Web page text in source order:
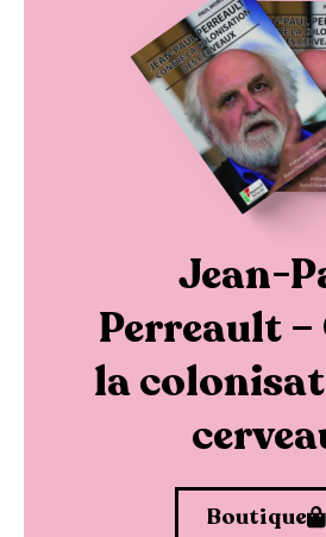
Jean-
Perreault
la
Boutique